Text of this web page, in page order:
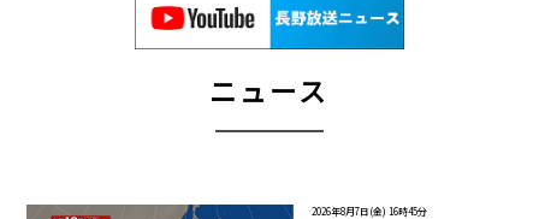
ニュース
2026年8月7日(金) 16時45分